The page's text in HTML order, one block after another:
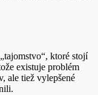
ktoré stojí
existuje problém
ale tiež vylepšené